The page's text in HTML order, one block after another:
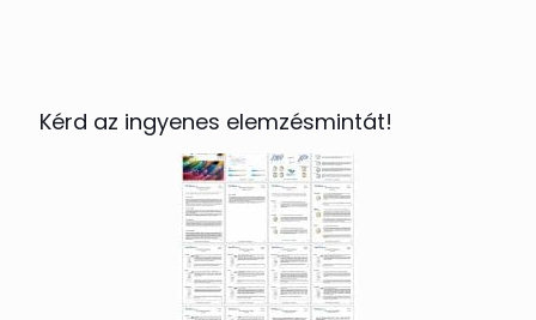
Kérd az ingyenes elemzésmintát!